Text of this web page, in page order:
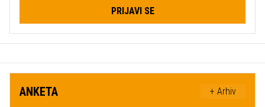
PRIJAVI SE
ANKETA + Arhiv